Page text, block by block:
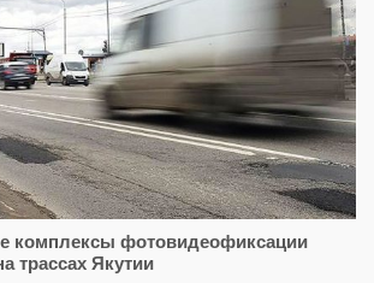
комплексы фотовидеофиксации
трассах Якутии